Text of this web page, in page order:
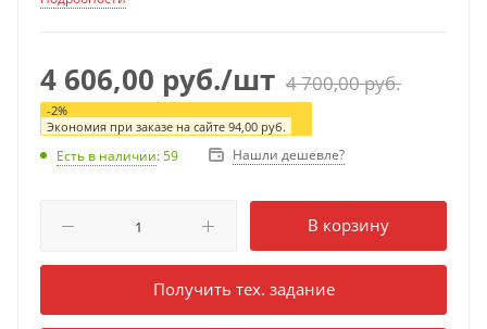
4 606,00 руб./шт 4 700,00руб.
-2%
Экономия при заказе на сайте 94,00 руб.
Есть в наличии: 59 Нашли дешевле?
В корзину
Получить тех. задание